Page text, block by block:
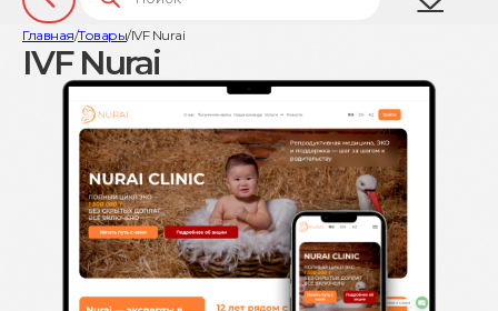
Главная/Товары/IVF Nurai
IVF Nurai